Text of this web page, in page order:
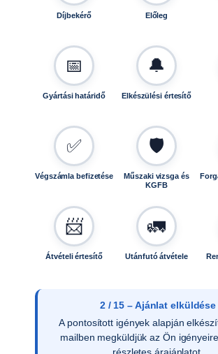
Díjbekérő Előleg
📅
Gyártási határidő
🔔
Elkészülési értesítő
✅
Végszámla befizetése
🛡️
Műszaki vizsga és
KGFB
📨
Átvételi értesítő
🚛
Utánfutó átvétele
3 / 15 – Ajánlat elfogadása
Az ajánlat írásos elfogadását
ellenőrizzük a vevői adatokat, és